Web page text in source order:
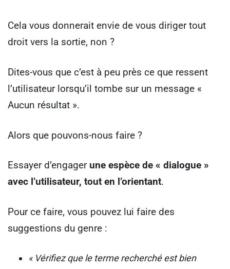
Cela vous donnerait envie de vous diriger tout
droit vers la sortie, non ?
Dites-vous que c’est à peu près ce que ressent
l’utilisateur lorsqu’il tombe sur un message «
Aucun résultat ».
Alors que pouvons-nous faire ?
Essayer d’engager une espèce de « dialogue »
avec l’utilisateur, tout en l’orientant.
Pour ce faire, vous pouvez lui faire des
suggestions du genre :
« Vérifiez que le terme recherché est bien